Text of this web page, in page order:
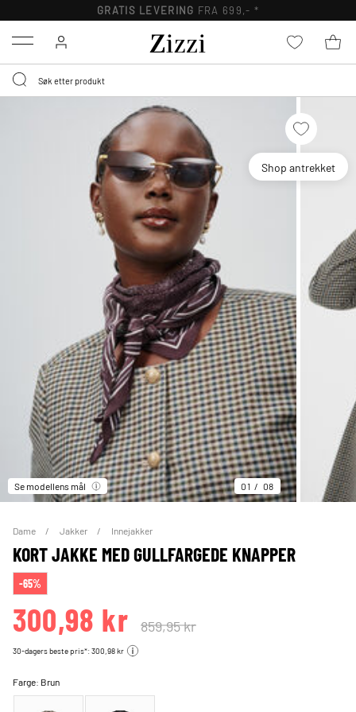
GRATIS LEVERING FRA 699,- *
Menu
Shop antrekket
Se modellens mål 01 08
Dame Jakker Innejakker
KORT JAKKE MED GULLFARGEDE KNAPPER
-65%
300,98 kr 859,95 kr
30-dagers beste pris*: 300,98 kr
Farge: Brun